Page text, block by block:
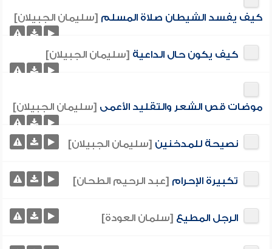
كيف يفسد الشيطان صلاة المسلم [سليمان الجبيلان]
كيف يكون حال الداعية [سليمان الجبيلان]
موضات قص الشعر والتقليد الأعمى [سليمان الجبيلان]
نصيحة للمدخنين [سليمان الجبيلان]
تكبيرة الإحرام [عبد الرحيم الطحان]
الرجل المطيع [سلمان العودة]